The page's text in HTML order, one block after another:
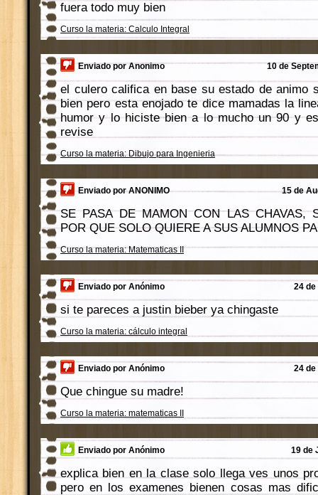
fuera todo muy bien
Curso la materia: Calculo Integral
Enviado por Anonimo 10 de
el culero califica en base su estado de animo
bien pero esta enojado te dice mamadas la
humor y lo hiciste bien a lo mucho un 90 y
revise
Curso la materia: Dibujo para Ingenieria
Enviado por ANONIMO 15 de
SE PASA DE MAMON CON LAS CHAVAS,
POR QUE SOLO QUIERE A SUS ALUMNOS
Curso la materia: Matematicas II
Enviado por Anónimo 24 de
si te pareces a justin bieber ya chingaste
Curso la materia: cálculo integral
Enviado por Anónimo 24 de
Que chingue su madre!
Curso la materia: matematicas II
Enviado por Anónimo 19 de
explica bien en la clase solo llega ves unos
pero en los examenes bienen cosas mas